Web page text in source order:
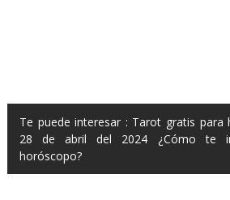
Te puede interesar : Tarot gratis para
28 de abril del 2024 ¿Cómo te
horóscopo?